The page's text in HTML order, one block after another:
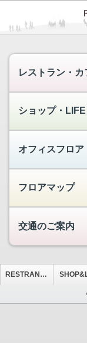
レストラン・カ
ショップ・LIFE
オフィスフロア
フロアマップ
交通のご案内
RESTRANT&CAFE